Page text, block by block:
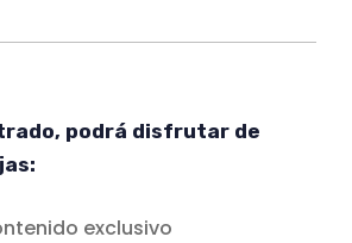
podrá disfrutar de
exclusivo